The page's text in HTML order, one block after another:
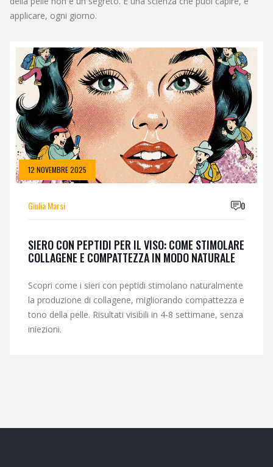
applicare, ogni giorno.
12 NOVEMBRE 2025
Giulia Marsi 0
SIERO CON PEPTIDI PER IL VISO: COME STIMOLARE
COLLAGENE E COMPATTEZZA IN MODO NATURALE
Scopri come i sieri con peptidi stimolano naturalmente
la produzione di collagene, migliorando compattezza e
tono della pelle. Risultati visibili in 4-8 settimane, senza
iniezioni.